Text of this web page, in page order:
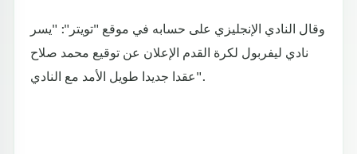
وقال النادي الإنجليزي على حسابه في موقع "تويتر": "يسر
نادي ليفربول لكرة القدم الإعلان عن توقيع محمد صلاح
عقدا جديدا طويل الأمد مع النادي".